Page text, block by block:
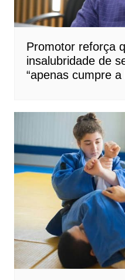
Promotor reforça
insalubridade de
“apenas cumpre a